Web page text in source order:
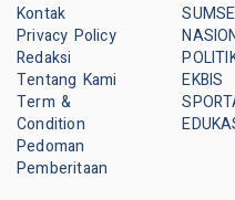
Kontak
Privacy Policy
Redaksi
Tentang Kami
Term &
Condition
Pedoman
Pemberitaan
EKBIS